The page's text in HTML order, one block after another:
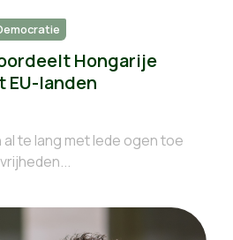
Hongarije
EU-landen
te lang met lede ogen toe